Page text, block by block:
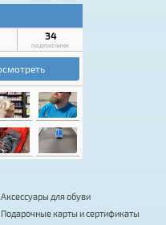
Аксессуары для обуви
Подарочные карты и сертификаты